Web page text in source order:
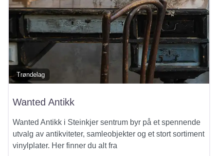
Trøndelag
Wanted Antikk
Wanted Antikk i Steinkjer sentrum byr på et spennende
utvalg av antikviteter, samleobjekter og et stort sortiment
vinylplater. Her finner du alt fra